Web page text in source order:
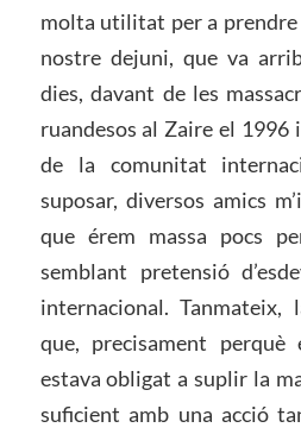
molta utilitat per a prendre
nostre dejuni, que va
dies, davant de les
ruandesos al Zaire el 1996
de la comunitat
suposar, diversos amics
que érem massa pocs
semblant pretensió
internacional. Tanmateix,
que, precisament
estava obligat a suplir la
suficient amb una acció